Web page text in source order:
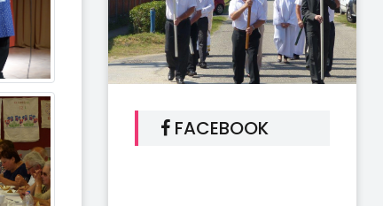
FACEBOOK